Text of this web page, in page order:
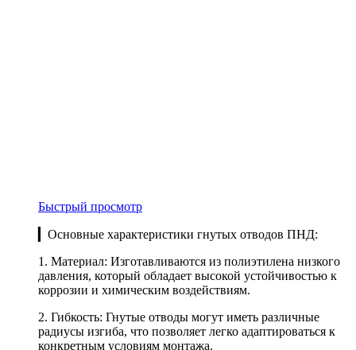
Быстрый просмотр
▎Основные характеристики гнутых отводов ПНД:
1. Материал: Изготавливаются из полиэтилена низкого
давления, который обладает высокой устойчивостью к
коррозии и химическим воздействиям.
2. Гибкость: Гнутые отводы могут иметь различные
радиусы изгиба, что позволяет легко адаптироваться к
конкретным условиям монтажа.